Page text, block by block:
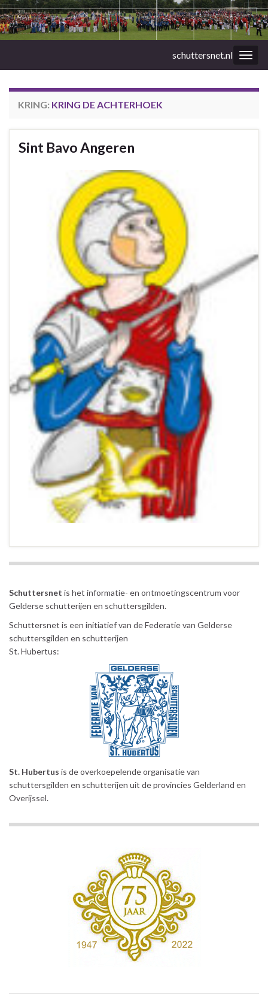
schuttersnet.nl
KRING: KRING DE ACHTERHOEK
Sint Bavo Angeren
Schuttersnet is het informatie- en ontmoetingscentrum voor
Gelderse schutterijen en schuttersgilden.
Schuttersnet is een initiatief van de Federatie van Gelderse
schuttersgilden en schutterijen
St. Hubertus:
St. Hubertus is de overkoepelende organisatie van
schuttersgilden en schutterijen uit de provincies Gelderland en
Overijssel.